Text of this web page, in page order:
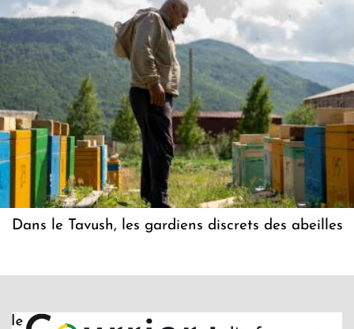
Dans le Tavush, les gardiens discrets des abeilles